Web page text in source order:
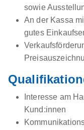
sowie
An der Kassa
gutes
Interesse am
Kund:innen